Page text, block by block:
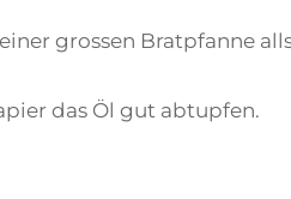
grossen Bratpfanne
das Öl gut abtupfen.